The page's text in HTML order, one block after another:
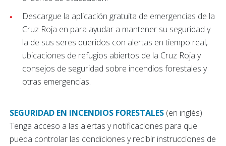
Descargue la aplicación gratuita de emergencias de la
Cruz Roja en para ayudar a mantener su seguridad y
la de sus seres queridos con alertas en tiempo real,
ubicaciones de refugios abiertos de la Cruz Roja y
consejos de seguridad sobre incendios forestales y
otras emergencias.
SEGURIDAD EN INCENDIOS FORESTALES (en inglés)
Tenga acceso a las alertas y notificaciones para que
pueda controlar las condiciones y recibir instrucciones de